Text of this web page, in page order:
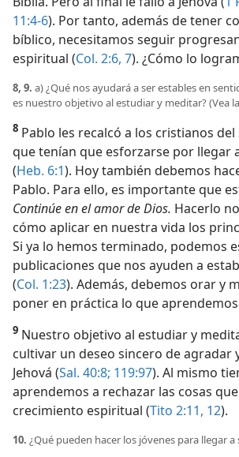
11:4-6). Por tanto, además de tener
bíblico, necesitamos seguir
espiritual (Col. 2:6, 7). ¿Cómo lo
8, 9. a) ¿Qué nos ayudará a ser estables en
es nuestro objetivo al estudiar y meditar? (Vea
8 Pablo les recalcó a los cristianos
que tenían que esforzarse por llegar
(Heb. 6:1). Hoy también debemos
Pablo. Para ello, es importante que
Continúe en el amor de Dios. Hacerlo
cómo aplicar en nuestra vida los
Si ya lo hemos terminado, podemos
publicaciones que nos ayuden a
(Col. 1:23). Además, debemos orar y
poner en práctica lo que
9 Nuestro objetivo al estudiar y
cultivar un deseo sincero de agradar
Jehová (Sal. 40:8; 119:97). Al mismo
aprendemos a rechazar las cosas
crecimiento espiritual (Tito 2:11, 12).
10. ¿Qué pueden hacer los jóvenes para llegar a